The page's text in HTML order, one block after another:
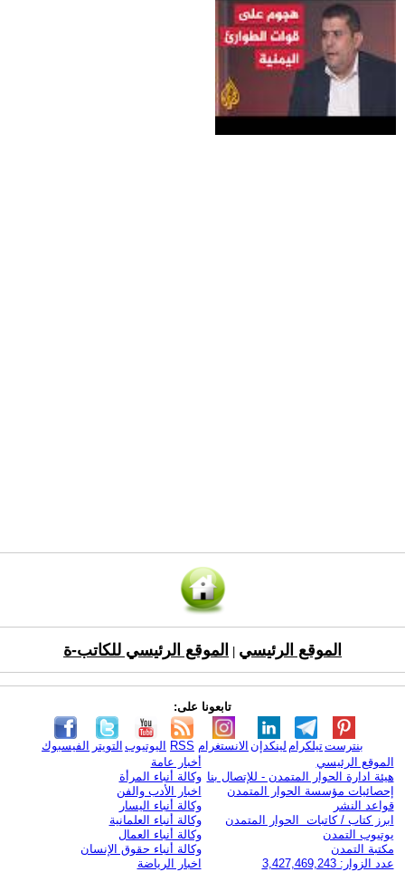
الموقع الرئيسي الموقع الرئيسي للكاتب-ة
تابعونا على:
الفيسبوك التويتر اليوتيوب RSS الانستغرام لينكدإن تيلكرامبنترست
الموقع الرئيسي
هيئة ادارة الحوار المتمدن - للإتصال بنا
إحصائيات مؤسسة الحوار المتمدن
قواعد النشر
ابرز كتاب / كاتبات الحوار المتمدن
يوتيوب التمدن
مكتبة التمدن
عدد الزوار: 3,427,469,243
أخبار عامة
وكالة أنباء المرأة
اخبار الأدب والفن
وكالة أنباء اليسار
وكالة أنباء العلمانية
وكالة أنباء العمال
وكالة أنباء حقوق الإنسان
اخبار الرياضة